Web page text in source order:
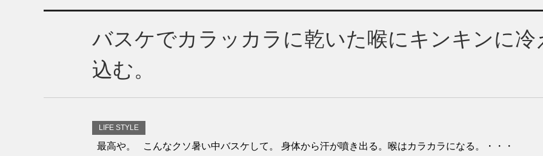
バスケでカラッカラに乾いた喉にキンキンに冷
込む。
LIFE STYLE
最高や。 こんなクソ暑い中バスケして。 身体から汗が噴き出る。喉はカラカラになる。・・・